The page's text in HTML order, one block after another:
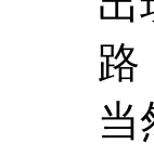
路
当